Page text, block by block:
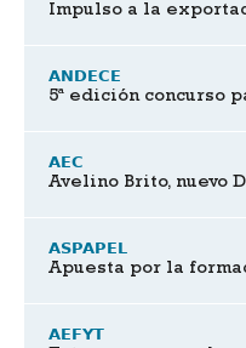
Impulso a la
ANDECE
5ª edición concurso
AEC
Avelino Brito, nuevo
ASPAPEL
Apuesta por la
AEFYT